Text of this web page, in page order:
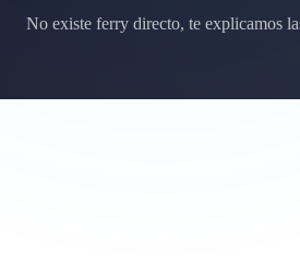
No existe ferry directo, te explicamos